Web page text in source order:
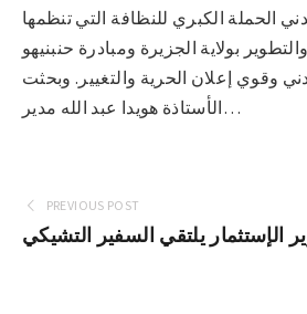
الحملة الكبري للنظافة التي تنظمها
بولاية الجزيرة ومبادرة حنبنيهو
وقوي إعلان الحرية والتغيير. وبحثت
الأستاذة هويدا عبد الله مدير…
PREVIOUS POST
الإستثمار يلتقي السفير التشيكي